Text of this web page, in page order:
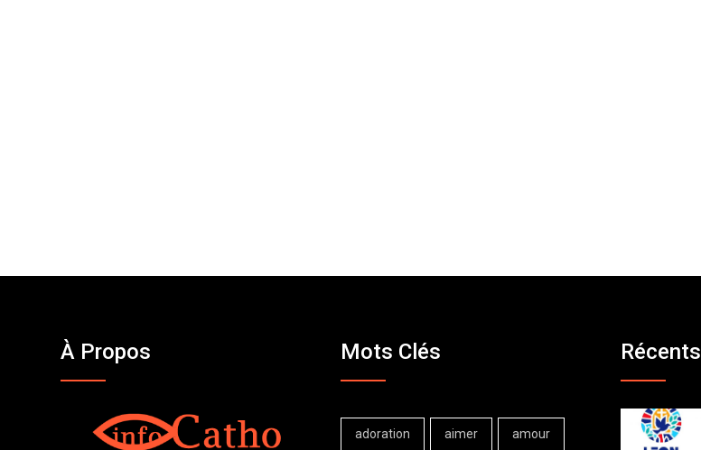
À Propos Mots Clés
adoration aimer amour
Récents